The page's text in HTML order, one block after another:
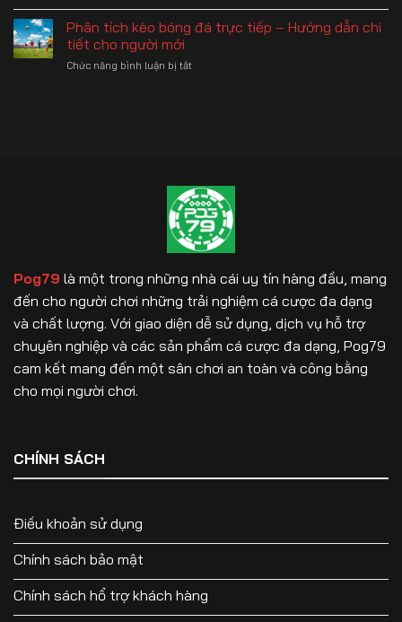
sao
điều
đá
–
Đánh
giá
Bóng
Phân tích kèo bóng đá trực tiếp – Hướng dẫn chi
tiết cho người mới
Chức năng bình luận bị tắt
–
Hướng
dẫn
chi
tiết
người
mới
Pog79 là một trong những nhà cái uy tín hàng đầu, mang
đến cho người chơi những trải nghiệm cá cược đa dạng
và chất lượng. Với giao diện dễ sử dụng, dịch vụ hỗ trợ
chuyên nghiệp và các sản phẩm cá cược đa dạng, Pog79
cam kết mang đến một sân chơi an toàn và công bằng
cho mọi người chơi.
CHÍNH SÁCH
Điều khoản sử dụng
Chính sách bảo mật
Chính sách hổ trợ khách hàng